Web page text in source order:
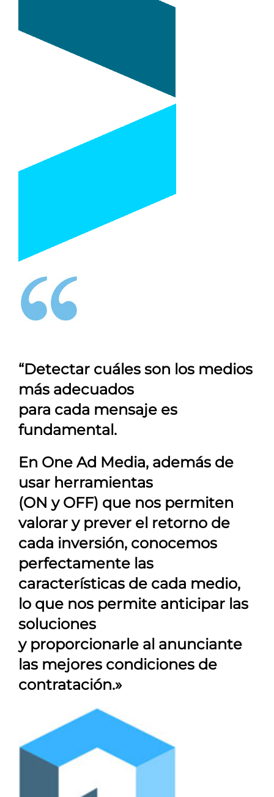
“Detectar cuáles son los medios
más adecuados
para cada mensaje es
fundamental.
En One Ad Media, además de
usar herramientas
(ON y OFF) que nos permiten
valorar y prever el retorno de
cada inversión, conocemos
perfectamente las
características de cada medio,
lo que nos permite anticipar las
soluciones
y proporcionarle al anunciante
las mejores condiciones de
contratación.»